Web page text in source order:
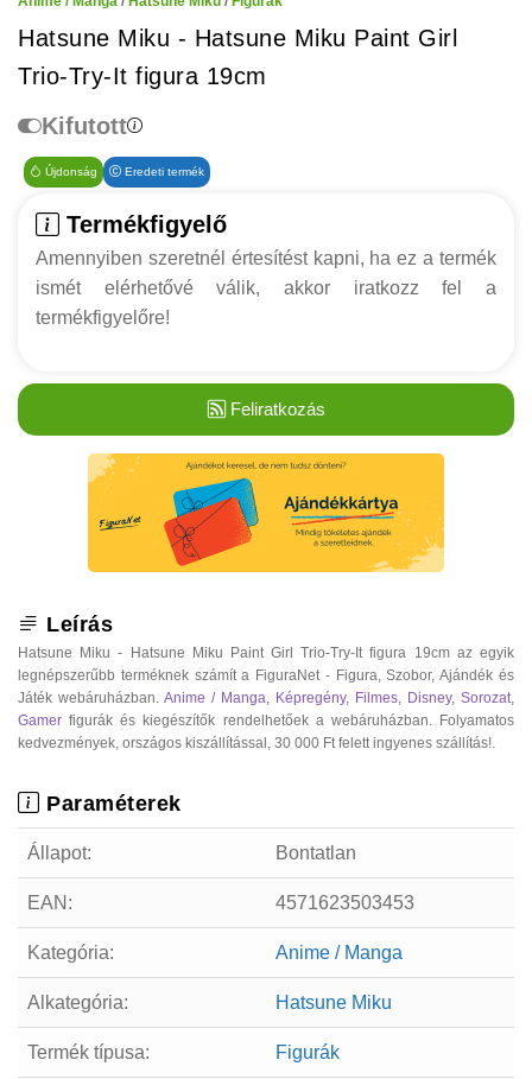
Hatsune Miku - Hatsune Miku Paint Girl
Trio-Try-It figura 19cm
Kifutott
Újdonság Eredeti termék
Termékfigyelő
Amennyiben szeretnél értesítést kapni, ha ez a termék
ismét elérhetővé válik, akkor iratkozz fel a
termékfigyelőre!
Feliratkozás
Leírás
Hatsune Miku - Hatsune Miku Paint Girl Trio-Try-It figura 19cm az egyik
legnépszerűbb terméknek számít a FiguraNet - Figura, Szobor, Ajándék és
Játék webáruházban. Anime / Manga Képregény, Filmes Disney, Sorozat
Gamer figurák és kiegészítők rendelhetőek a webáruházban. Folyamatos
kedvezmények, országos kiszállítással, 30 000 Ft felett ingyenes szállítás!.
Paraméterek
Állapot: Bontatlan
EAN: 4571623503453
Kategória: Anime / Manga
Alkategória: Hatsune Miku
Termék típusa: Figurák